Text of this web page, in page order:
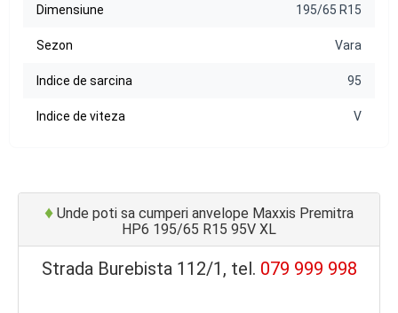
Dimensiune 195/65 R15
Sezon Vara
Indice de sarcina 95
Indice de viteza V
♦ Unde poti sa cumperi anvelope Maxxis Premitra
HP6 195/65 R15 95V XL
Strada Burebista 112/1, tel. 079 999 998